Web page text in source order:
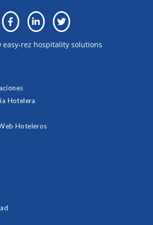
easy-rez hospitality solutions
Hotelera
Hoteleros